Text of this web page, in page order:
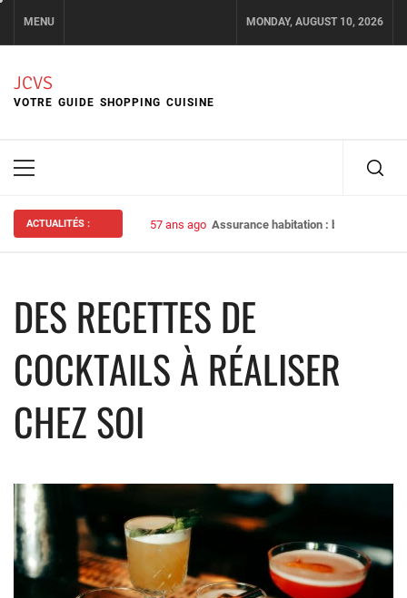
content
MENU MONDAY, AUGUST 10, 2026
JCVS
VOTRE GUIDE SHOPPING CUISINE
Primary
ACTUALITÉS : 57 ans ago Assurance habitation : bien choisir
DES RECETTES DE
COCKTAILS À RÉALISER
CHEZ SOI